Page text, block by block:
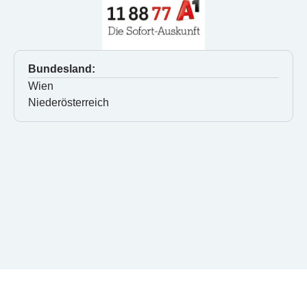
Bundesland:
Wien
Niederösterreich